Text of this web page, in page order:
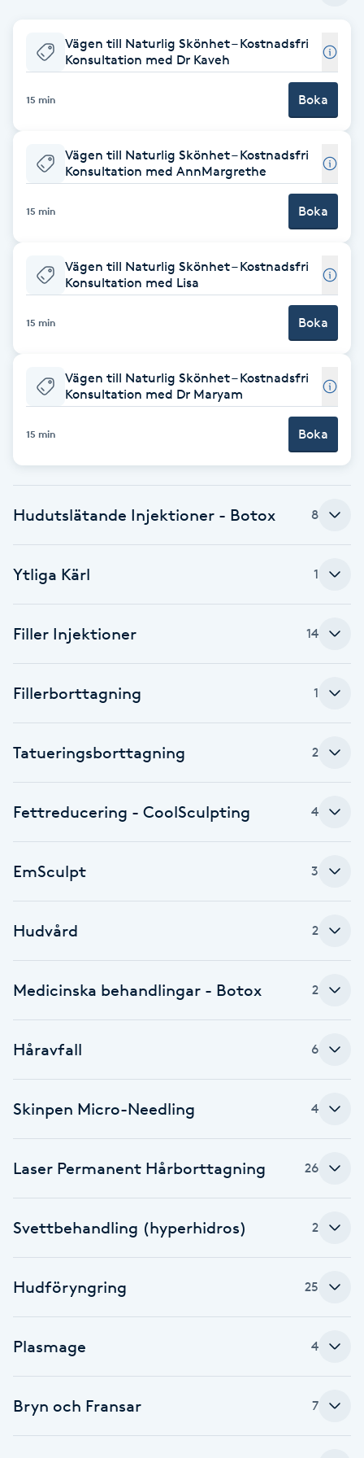
Balayage
Barber
Barnklippning
Bottenfärg
Brynformning
Brynfärgning
Brynplockning
Coachning
Color correction
D
Dermapen
Extensions
Extensions borttagning
F
Faceliftmassage
Fettreducering
Fibromassage
Vägen till Naturlig Skönhet – Kostnadsfri
Konsultation med Dr Kaveh
15 min Boka
Vägen till Naturlig Skönhet – Kostnadsfri
Konsultation med AnnMargrethe
15 min Boka
Vägen till Naturlig Skönhet – Kostnadsfri
Konsultation med Lisa
15 min Boka
Vägen till Naturlig Skönhet – Kostnadsfri
Konsultation med Dr Maryam
15 min Boka
Hudutslätande Injektioner - Botox 8
Ytliga Kärl 1
Filler Injektioner 14
Fillerborttagning 1
Tatueringsborttagning 2
Fettreducering - CoolSculpting 4
EmSculpt 3
Hudvård 2
Medicinska behandlingar - Botox 2
Håravfall 6
Skinpen Micro-Needling 4
Laser Permanent Hårborttagning 26
Svettbehandling (hyperhidros) 2
Hudföryngring 25
Plasmage 4
Bryn och Fransar 7